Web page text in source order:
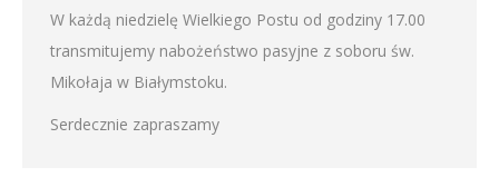
W każdą niedzielę Wielkiego Postu od godziny 17.00
transmitujemy nabożeństwo pasyjne z soboru św.
Mikołaja w Białymstoku.
Serdecznie zapraszamy